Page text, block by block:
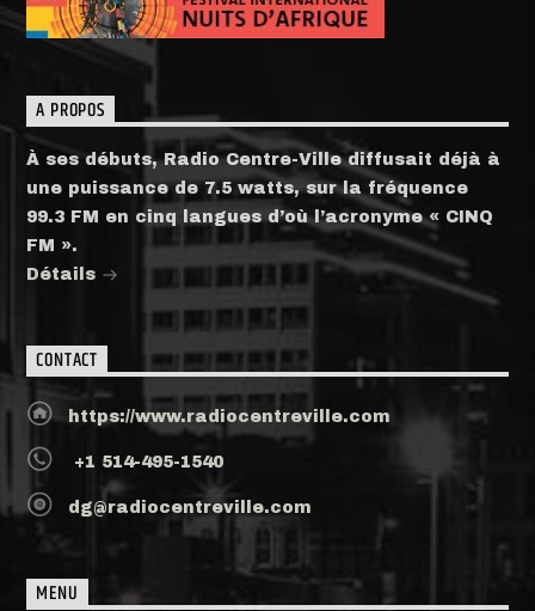
A PROPOS
À ses débuts, Radio Centre-Ville diffusait déjà à
une puissance de 7.5 watts, sur la fréquence
99.3 FM en cinq langues d’où l’acronyme « CINQ
FM ».
Détails
CONTACT
https://www.radiocentreville.com
+1 514-495-1540
dg@radiocentreville.com
MENU